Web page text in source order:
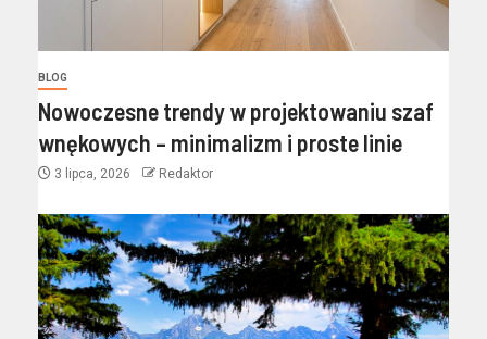
BLOG
Nowoczesne trendy w projektowaniu szaf
wnękowych – minimalizm i proste linie
3 lipca, 2026 Redaktor